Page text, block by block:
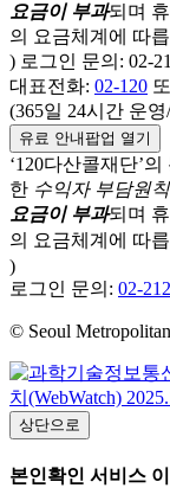
요금이 부과되며
의 요금체계에 따
) 로그인 문의: 02-
대표전화: 02-120
(365일 24시간 운영
유료 안내팝업 열기
‘120다산콜재단’
한 수익자 부담원
요금이 부과되며
의 요금체계에 따
)
로그인 문의: 02-
© Seoul
상단으로
본인확인 서비스